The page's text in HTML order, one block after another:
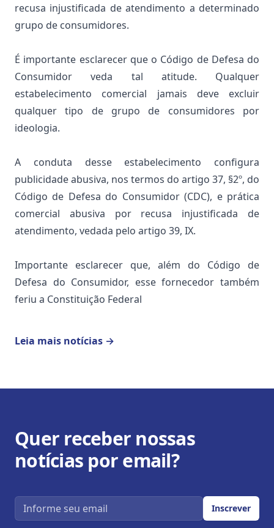
recusa injustificada de atendimento a determinado
grupo de consumidores.
É importante esclarecer que o Código de Defesa do
Consumidor veda tal atitude. Qualquer
estabelecimento comercial jamais deve excluir
qualquer tipo de grupo de consumidores por
ideologia.
A conduta desse estabelecimento configura
publicidade abusiva, nos termos do artigo 37, §2º, do
Código de Defesa do Consumidor (CDC), e prática
comercial abusiva por recusa injustificada de
atendimento, vedada pelo artigo 39, IX.
Importante esclarecer que, além do Código de
Defesa do Consumidor, esse fornecedor também
feriu a Constituição Federal
Leia mais notícias →
Quer receber nossas
notícias por email?
Email